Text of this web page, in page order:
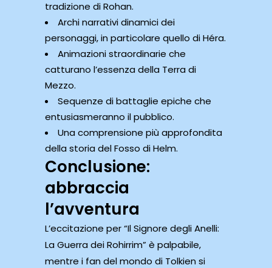
tradizione di Rohan.
Archi narrativi dinamici dei
personaggi, in particolare quello di Héra.
Animazioni straordinarie che
catturano l’essenza della Terra di
Mezzo.
Sequenze di battaglie epiche che
entusiasmeranno il pubblico.
Una comprensione più approfondita
della storia del Fosso di Helm.
Conclusione:
abbraccia
l’avventura
L’eccitazione per “Il Signore degli Anelli:
La Guerra dei Rohirrim” è palpabile,
mentre i fan del mondo di Tolkien si